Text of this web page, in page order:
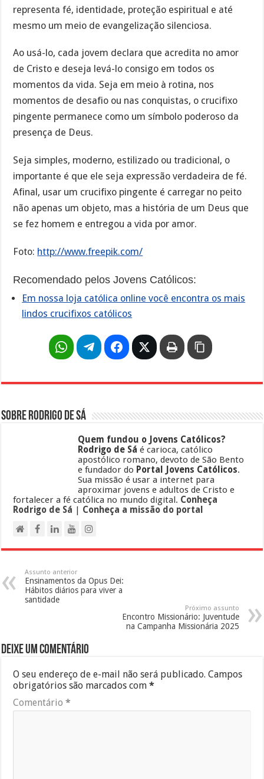
representa fé, identidade, proteção espiritual e até
mesmo um meio de evangelização silenciosa.
Ao usá-lo, cada jovem declara que acredita no amor
de Cristo e deseja levá-lo consigo em todos os
momentos da vida. Seja em meio à rotina, nos
momentos de desafio ou nas conquistas, o crucifixo
pingente permanece como um símbolo poderoso da
presença de Deus.
Seja simples, moderno, estilizado ou tradicional, o
importante é que ele seja expressão verdadeira de fé.
Afinal, usar um crucifixo pingente é carregar no peito
não apenas um objeto, mas a história de um Deus que
se fez homem e entregou a vida por amor.
Foto: http://www.freepik.com/
Recomendado pelos Jovens Católicos:
Em nossa loja católica online você encontra os mais
lindos crucifixos católicos
Sobre Rodrigo de Sá
Quem fundou o Jovens Católicos?
Rodrigo de Sá é carioca, católico
apostólico romano, devoto de São Bento
e fundador do Portal Jovens Católicos.
Sua missão é usar a internet para
aproximar jovens e adultos de Cristo e
fortalecer a fé católica no mundo digital. Conheça
Rodrigo de Sá | Conheça a missão do portal
Assunto anterior
Ensinamentos da Opus Dei:
Hábitos diários para viver a
santidade
Próximo assunto
Encontro Missionário: Juventude
na Campanha Missionária 2025
Deixe um comentário
O seu endereço de e-mail não será publicado. Campos
obrigatórios são marcados com*
Comentário*